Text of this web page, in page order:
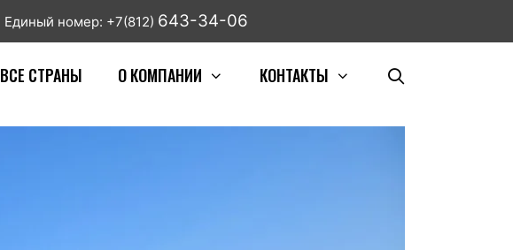
Единый номер: +7(812) 643-34-06
ВСЕ СТРАНЫ О КОМПАНИИ КОНТАКТЫ